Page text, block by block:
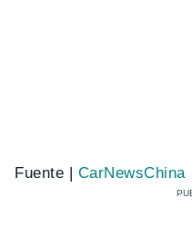
Fuente | CarNewsChina